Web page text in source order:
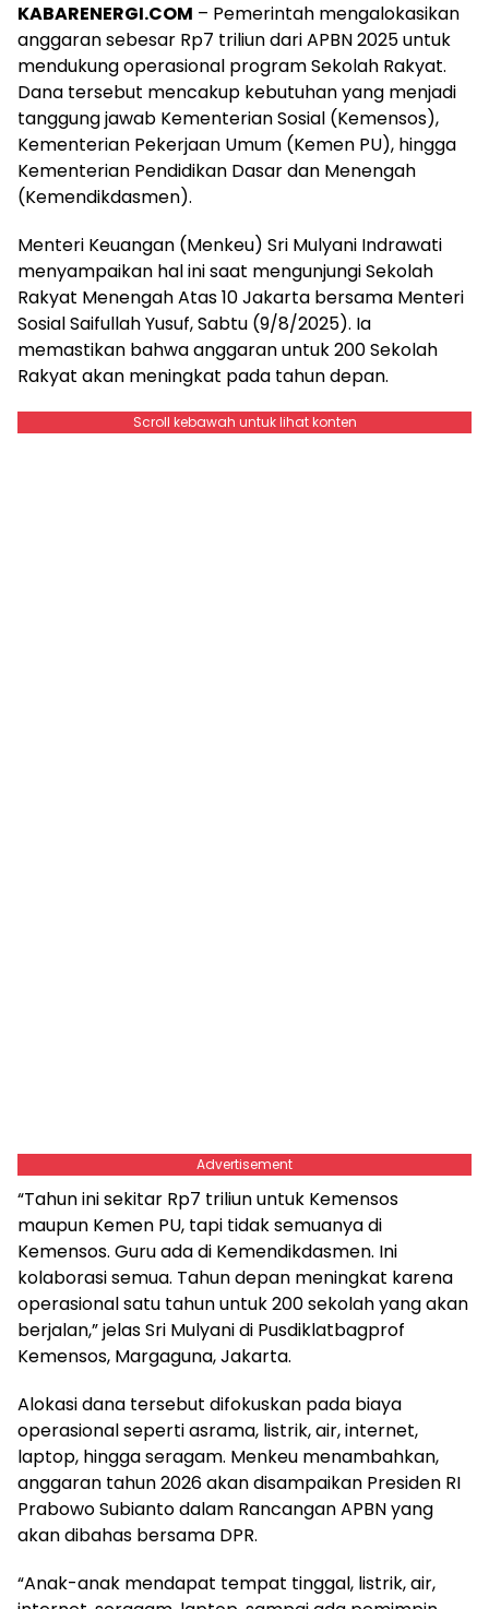
KABARENERGI.COM – Pemerintah mengalokasikan
anggaran sebesar Rp7 triliun dari APBN 2025 untuk
mendukung operasional program Sekolah Rakyat.
Dana tersebut mencakup kebutuhan yang menjadi
tanggung jawab Kementerian Sosial (Kemensos),
Kementerian Pekerjaan Umum (Kemen PU), hingga
Kementerian Pendidikan Dasar dan Menengah
(Kemendikdasmen).
Menteri Keuangan (Menkeu) Sri Mulyani Indrawati
menyampaikan hal ini saat mengunjungi Sekolah
Rakyat Menengah Atas 10 Jakarta bersama Menteri
Sosial Saifullah Yusuf, Sabtu (9/8/2025). Ia
memastikan bahwa anggaran untuk 200 Sekolah
Rakyat akan meningkat pada tahun depan.
Scroll kebawah untuk lihat konten
Advertisement
“Tahun ini sekitar Rp7 triliun untuk Kemensos
maupun Kemen PU, tapi tidak semuanya di
Kemensos. Guru ada di Kemendikdasmen. Ini
kolaborasi semua. Tahun depan meningkat karena
operasional satu tahun untuk 200 sekolah yang akan
berjalan,” jelas Sri Mulyani di Pusdiklatbagprof
Kemensos, Margaguna, Jakarta.
Alokasi dana tersebut difokuskan pada biaya
operasional seperti asrama, listrik, air, internet,
laptop, hingga seragam. Menkeu menambahkan,
anggaran tahun 2026 akan disampaikan Presiden RI
Prabowo Subianto dalam Rancangan APBN yang
akan dibahas bersama DPR.
“Anak-anak mendapat tempat tinggal, listrik, air,